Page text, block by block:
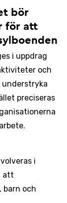
bör
för att
i uppdrag
och
understryka
preciseras
i
att
barn och